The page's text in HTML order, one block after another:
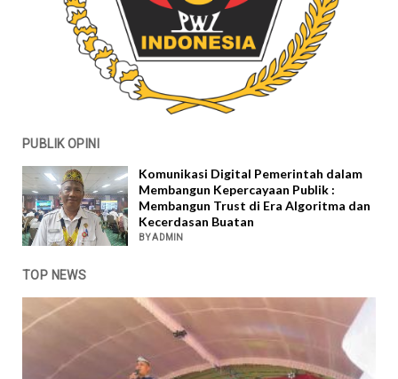
PUBLIK OPINI
Komunikasi Digital Pemerintah dalam
Membangun Kepercayaan Publik :
Membangun Trust di Era Algoritma dan
Kecerdasan Buatan
BY ADMIN
TOP NEWS